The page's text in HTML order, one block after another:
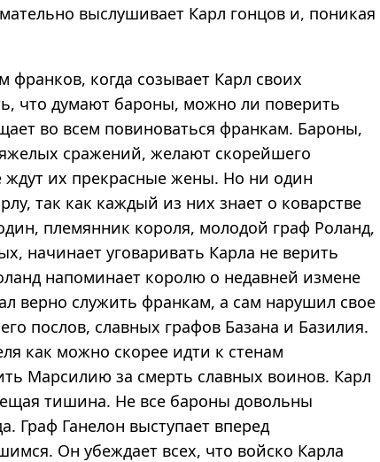
выслушивает Карл гонцов и, поникая
франков, когда созывает Карл своих
что думают бароны, можно ли поверить
во всем повиноваться франкам. Бароны,
сражений, желают скорейшего
ждут их прекрасные жены. Но ни один
так как каждый из них знает о коварстве
племянник короля, молодой граф Роланд,
начинает уговаривать Карла не верить
напоминает королю о недавней измене
верно служить франкам, а сам нарушил свое
послов, славных графов Базана и Базилия.
как можно скорее идти к стенам
Марсилию за смерть славных воинов. Карл
тишина. Не все бароны довольны
Граф Ганелон выступает вперед
Он убеждает всех, что войско Карла